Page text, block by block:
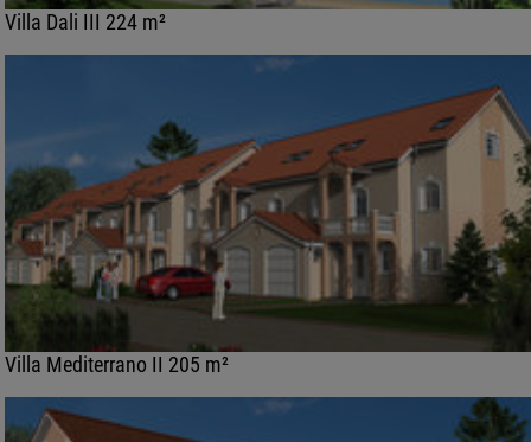
Villa Dali III 224 m²
Villa Mediterrano II 205 m²